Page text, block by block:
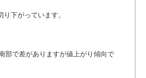
下がっています。
部で差がありますが値上がり傾向で